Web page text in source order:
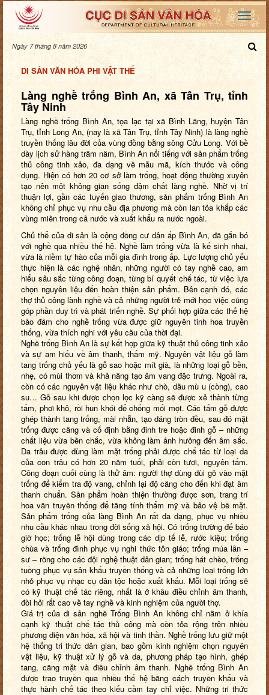
Ngày 7 tháng 8 năm 2026
DI SẢN VĂN HÓA PHI VẬT THỂ
Làng nghề trống Bình An, xã Tân Trụ, tỉnh
Tây Ninh
Làng nghề trống Bình An, tọa lạc tại xã Bình Lãng, huyện Tân
Trụ, tỉnh Long An, (nay là xã Tân Trụ, tỉnh Tây Ninh) là làng nghề
truyền thống lâu đời của vùng đồng bằng sông Cửu Long. Với bề
dày lịch sử hàng trăm năm, Bình An nổi tiếng với sản phẩm trống
thủ công tinh xảo, đa dạng về mẫu mã, kích thước và công
dụng. Hiện có hơn 20 cơ sở làm trống, hoạt động thường xuyên
tạo nên một không gian sống đậm chất làng nghề. Nhờ vị trí
thuận lợi, gần các tuyến giao thương, sản phẩm trống Bình An
không chỉ phục vụ nhu cầu địa phương mà còn lan tỏa khắp các
vùng miền trong cả nước và xuất khẩu ra nước ngoài.
Chủ thể của di sản là cộng đồng cư dân ấp Bình An, đã gắn bó
với nghề qua nhiều thế hệ. Nghề làm trống vừa là kế sinh nhai,
vừa là niềm tự hào của mỗi gia đình trong ấp. Lực lượng chủ yếu
thực hiện là các nghệ nhân, những người có tay nghề cao, am
hiểu sâu sắc từng công đoạn, từng bí quyết chế tác, từ việc lựa
chọn nguyên liệu đến hoàn thiện sản phẩm. Bên cạnh đó, các
thợ thủ công lành nghề và cả những người trẻ mới học việc cũng
góp phần duy trì và phát triển nghề. Sự phối hợp giữa các thế hệ
bảo đảm cho nghề trống vừa được giữ nguyên tinh hoa truyền
thống, vừa thích nghi với yêu cầu của thời đại.
Nghề trống Bình An là sự kết hợp giữa kỹ thuật thủ công tinh xảo
và sự am hiểu về âm thanh, thẩm mỹ. Nguyên vật liệu gỗ làm
tang trống chủ yếu là gỗ sao hoặc mít già, là những loại gỗ bền,
nhẹ, có mùi thơm và khả năng tạo âm vang đặc trưng. Ngoài ra,
còn cócác nguyên vật liệu khác như chò, dầu mù u (còng), cao
su… Gỗ sau khi được chọn lọc kỹ càng sẽ được xẻ thành từng
tấm, phơi khô, rồi hun khói để chống mối mọt. Các tấm gỗ được
ghép thành tang trống, mài nhẵn, tạo dáng tròn đều, sau đó mặt
trống được căng và cố định bằng đinh tre hoặc đinh gỗ – những
chất liệu vừa bền chắc, vừa không làm ảnh hưởng đến âm sắc.
Da trâu được dùng làm mặt trống phải được chế tác từ loại da
của con trâu có hơn 20 năm tuổi, phải còn tươi, nguyên tấm.
Công đoạn cuối cùng là thử âm: người thợ dùng dùi gõ vào mặt
trống để kiểm tra độ vang, chỉnh lại độ căng cho đến khi đạt âm
thanh chuẩn. Sản phẩm hoàn thiện thường được sơn, trang trí
hoa văn truyền thống để tăng tính thẩm mỹ và bảo vệ bề mặt.
Sản phẩm trống của làng Bình An rất đa dạng, phục vụ nhiều
nhu cầu khác nhau trong đời sống xã hội. Có trống trường để báo
giờ học; trống lễ hội dùng trong các dịp tế lễ, rước kiệu; trống
chùa và trống đình phục vụ nghi thức tôn giáo; trống múa lân –
sư – rồng cho các đội nghệ thuật dân gian; trống hát chèo, trống
tuồng phục vụ sân khấu truyền thống và cả những loại trống lớn
nhỏ phục vụ nhạc cụ dân tộc hoặc xuất khẩu. Mỗi loại trống sẽ
có kỹ thuật chế tác riêng, nhất là ở khâu điều chỉnh âm thanh,
đòi hỏi rất cao về tay nghề và kinh nghiệm của người thợ.
Giá trị của di sản nghề Trống Bình An không chỉ nằm ở khía
cạnh kỹ thuật chế tác thủ công mà còn tỏa rộng trên nhiều
phương diện văn hóa, xã hội và tinh thần. Nghề trống lưu giữ một
hệ thống tri thức dân gian, bao gồm kinh nghiệm chọn nguyên
vật liệu, kỹ thuật xử lý gỗ và da, phương pháp tạo hình, ghép
tang, căng mặt và điều chỉnh âm thanh. Nghề trống Bình An
được trao truyền qua nhiều thế hệ bằng cách truyền khẩu và
thực hành chế tác theo kiểu cầm tay chỉ việc. Những tri thức